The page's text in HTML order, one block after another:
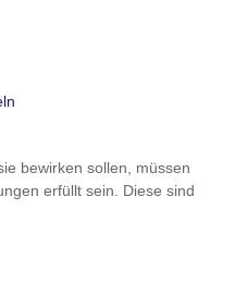
bewirken sollen, müssen
erfüllt sein. Diese sind